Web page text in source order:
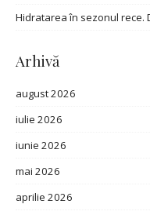
Hidratarea în sezonul rece.
Arhivă
august 2026
iulie 2026
iunie 2026
mai 2026
aprilie 2026